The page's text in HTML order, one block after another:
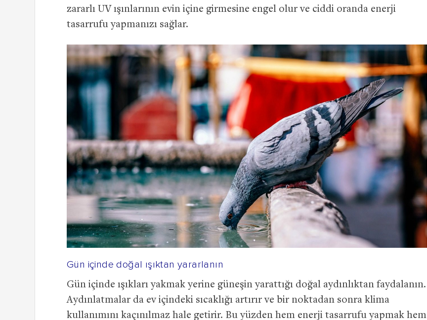
zararlı UV ışınlarının evin içine girmesine engel olur ve ciddi oranda enerji
tasarrufu yapmanızı sağlar.
Gün içinde doğal ışıktan yararlanın
Gün içinde ışıkları yakmak yerine güneşin yarattığı doğal aydınlıktan faydalanın.
Aydınlatmalar da ev içindeki sıcaklığı artırır ve bir noktadan sonra klima
kullanımını kaçınılmaz hale getirir. Bu yüzden hem enerji tasarrufu yapmak hem